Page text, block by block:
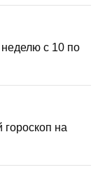
неделю с 10 по
на